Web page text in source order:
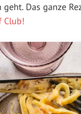
Das ganze
Club!